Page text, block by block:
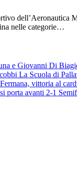
dell’Aeronautica
nelle categorie…
La Scuola di
Fermana, vittoria al